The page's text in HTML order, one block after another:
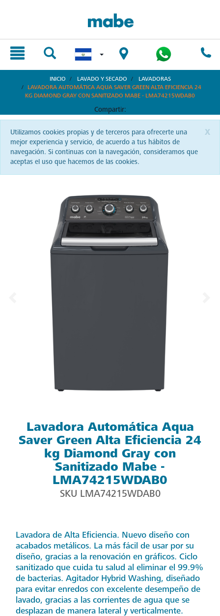
INICIO LAVADO Y SECADO
LAVADORAS
LAVADORA AUTOMÁTICA AQUA SAVER GREEN ALTA EFICIENCIA 24
KG DIAMOND GRAY CON SANITIZADO MABE - LMA74215WDAB0
Compartir:
x
Utilizamos cookies propias y de terceros para ofrecerte una
mejor experiencia y servicio, de acuerdo a tus hábitos de
navegación. Si continuas con la navegación, consideramos que
aceptas el uso que hacemos de las cookies.
Lavadora Automática Aqua
Saver Green Alta Eficiencia 24
kg Diamond Gray con
Sanitizado Mabe -
LMA74215WDAB0
SKU LMA74215WDAB0
Lavadora de Alta Eficiencia. Nuevo diseño con
acabados metálicos. La más fácil de usar por su
diseño, gracias a la renovación en gráficos. Ciclo
sanitizado que cuida tu salud al eliminar el 99.9%
de bacterias. Agitador Hybrid Washing, diseñado
para evitar enredos con excelente desempeño de
lavado, gracias a las corrientes de agua que se
desplazan de manera lateral y verticalmente.